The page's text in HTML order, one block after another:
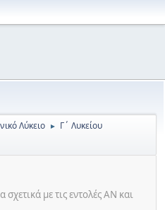
Λύκειο ► Γ΄ Λυκείου
σχετικά με τις εντολές ΑΝ και